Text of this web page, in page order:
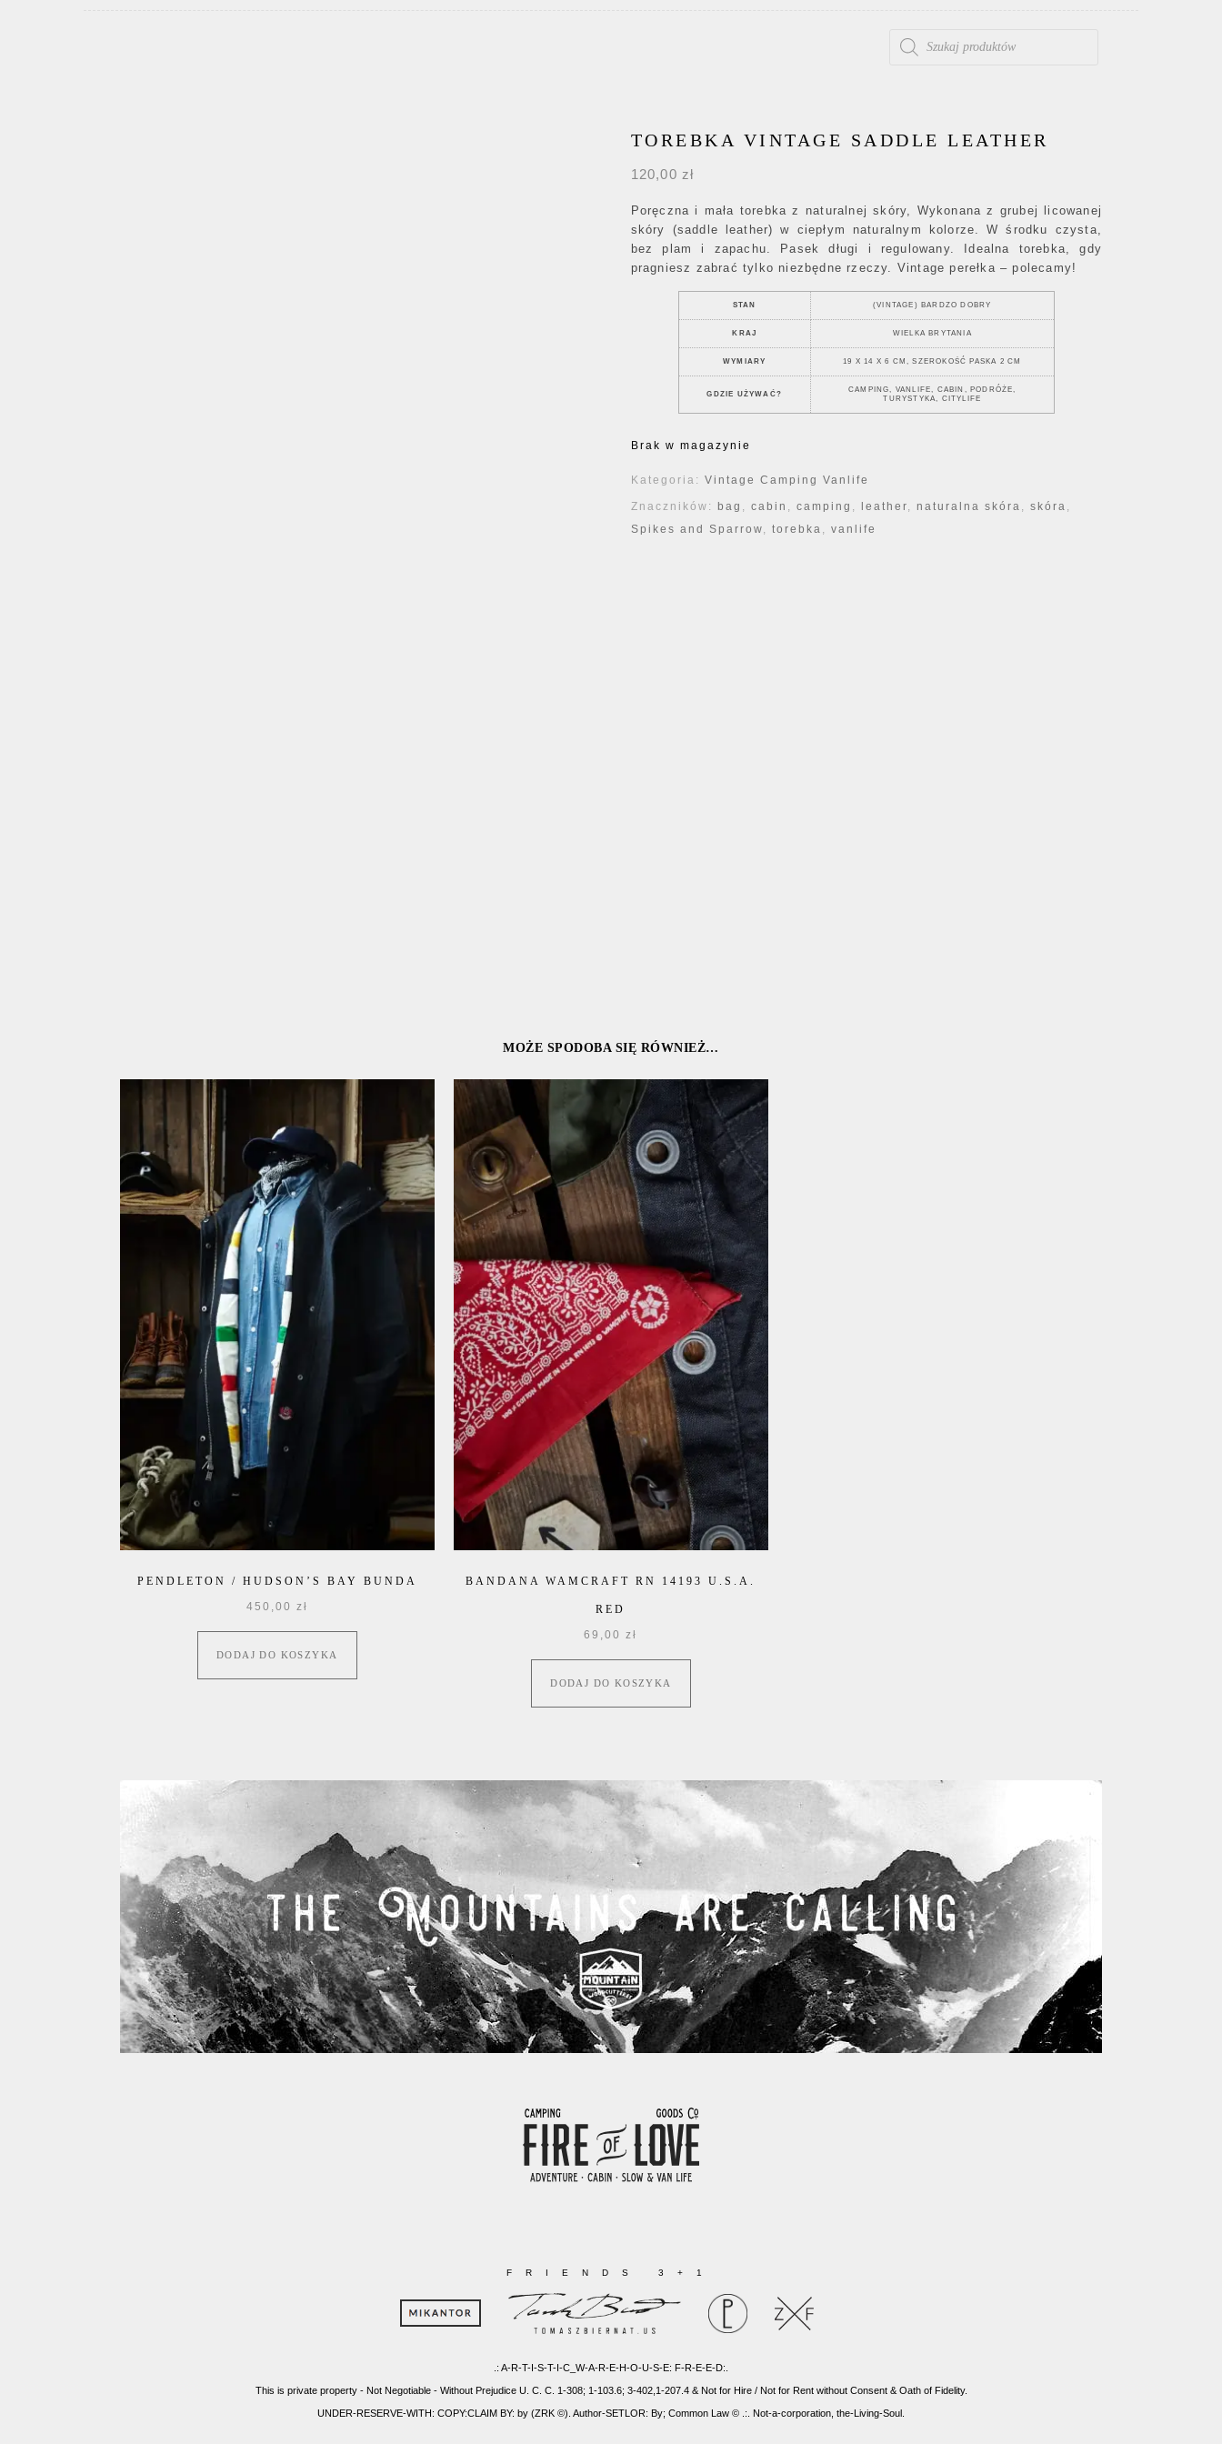
TOREBKA VINTAGE SADDLE LEATHER
120,00 zł
Poręczna i mała torebka z naturalnej skóry, Wykonana z grubej licowanej
skóry (saddle leather) w ciepłym naturalnym kolorze. W środku czysta,
bez plam i zapachu. Pasek długi i regulowany. Idealna torebka, gdy
pragniesz zabrać tylko niezbędne rzeczy. Vintage perełka – polecamy!
STAN (VINTAGE) BARDZO DOBRY
KRAJ WIELKA BRYTANIA
WYMIARY 19 X 14 X 6 CM, SZEROKOŚĆ PASKA 2 CM
GDZIE UŻYWAĆ?
CAMPING, VANLIFE, CABIN, PODRÓŻE,
TURYSTYKA, CITYLIFE
Brak w magazynie
Kategoria: Vintage Camping Vanlife
Znaczników: bag , cabin , camping , leather, naturalna skóra , skóra ,
Spikes and Sparrow, torebka , vanlife
MOŻE SPODOBA SIĘ RÓWNIEŻ…
PENDLETON / HUDSON’S BAY BUNDA
450,00 zł
DODAJ DO KOSZYKA
BANDANA WAMCRAFT RN 14193 U.S.A.
RED
69,00zł
DODAJ DO KOSZYKA
FRIENDS 3+1
.: A-R-T-I-S-T-I-C_W-A-R-E-H-O-U-S-E: F-R-E-E-D:.
This is private property - Not Negotiable - Without Prejudice U. C. C. 1-308; 1-103.6; 3-402,1-207.4 & Not for Hire / Not for Rent without Consent & Oath of Fidelity.
UNDER-RESERVE-WITH: COPY:CLAIM BY: by (ZRK ©). Author-SETLOR: By; Common Law © .:. Not-a-corporation, the-Living-Soul.